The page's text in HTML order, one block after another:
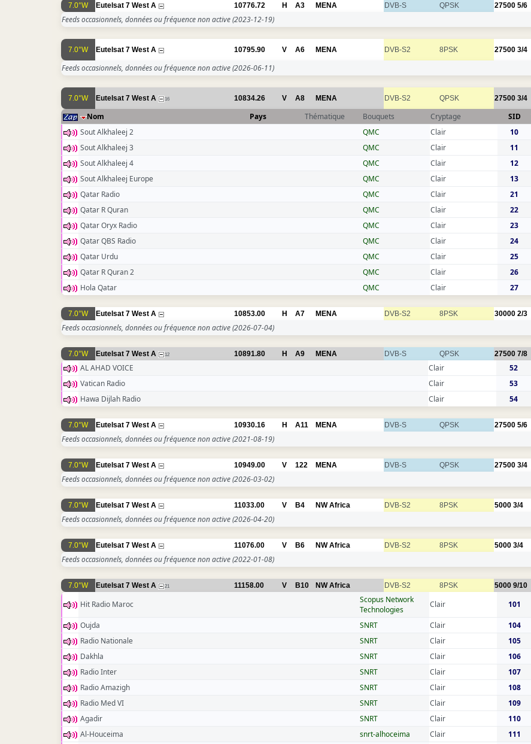
7.0°W Eutelsat 7 West A 10776.72 H A3 MENA DVB-S QPSK 27500 5/6
Feeds occasionnels, données ou fréquence non active(2023-12-19)
7.0°W Eutelsat 7 West A 10795.90 V A6 MENA DVB-S2 8PSK 27500 3/4
Feeds occasionnels, données ou fréquence non active(2026-06-11)
7.0°W Eutelsat 7 West A 16 10834.26 V A8 MENA DVB-S2 QPSK 27500 3/4
Nom Pays Thématique Bouquets Cryptage SID
Sout Alkhaleej 2
QMC Clair 10
Sout Alkhaleej 3
QMC Clair 11
Sout Alkhaleej 4
QMC Clair 12
Sout Alkhaleej Europe
QMC Clair 13
Qatar Radio
QMC Clair 21
Qatar R Quran
QMC Clair 22
Qatar Oryx Radio
QMC Clair 23
Qatar QBS Radio
QMC Clair 24
Qatar Urdu
QMC Clair 25
Qatar R Quran 2
QMC Clair 26
Hola Qatar
QMC Clair 27
7.0°W Eutelsat 7 West A 10853.00 H A7 MENA DVB-S2 8PSK 30000 2/3
Feeds occasionnels, données ou fréquence non active(2026-07-04)
7.0°W Eutelsat 7 West A 12 10891.80 H A9 MENA DVB-S QPSK 27500 7/8
AL AHAD VOICE Clair 52
Vatican Radio
Clair 53
Hawa Dijlah Radio
Clair 54
7.0°W Eutelsat 7 West A 10930.16 H A11 MENA DVB-S QPSK 27500 5/6
Feeds occasionnels, données ou fréquence non active(2021-08-19)
7.0°W Eutelsat 7 West A 10949.00 V 122 MENA DVB-S QPSK 27500 3/4
Feeds occasionnels, données ou fréquence non active(2026-03-02)
7.0°W Eutelsat 7 West A 11033.00 V B4 NW Africa DVB-S2 8PSK 5000 3/4
Feeds occasionnels, données ou fréquence non active(2026-04-20)
7.0°W Eutelsat 7 West A 11076.00 V B6 NW Africa DVB-S2 8PSK 5000 3/4
Feeds occasionnels, données ou fréquence non active(2022-01-08)
7.0°W Eutelsat 7 West A 21 11158.00 V B10 NW Africa DVB-S2 8PSK 5000 9/10
Hit Radio Maroc
Scopus Network
Technologies
Clair 101
Oujda SNRT Clair 104
Radio Nationale
SNRT Clair 105
Dakhla
SNRT Clair 106
Radio Inter
SNRT Clair 107
Radio Amazigh
SNRT Clair 108
Radio Med VI
SNRT Clair 109
Agadir
SNRT Clair 110
Al-Houceima
snrt-alhoceima Clair 111